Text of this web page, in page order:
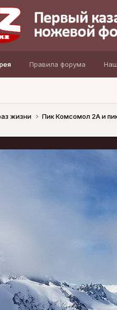
Правила форума
жизни Пик Комсомол 2А и